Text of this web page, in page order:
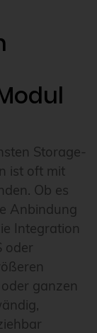
Storage-
ist oft mit
Ob es
Anbindung
Integration
oder
ganzen